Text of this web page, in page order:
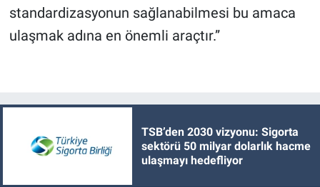
standardizasyonun sağlanabilmesi bu amaca
ulaşmak adına en önemli araçtır.”
TSB’den 2030 vizyonu: Sigorta
sektörü 50 milyar dolarlık hacme
ulaşmayı hedefliyor